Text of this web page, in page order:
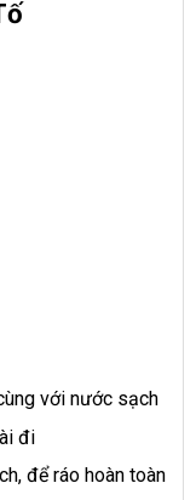
với nước sạch
đi
để ráo hoàn toàn